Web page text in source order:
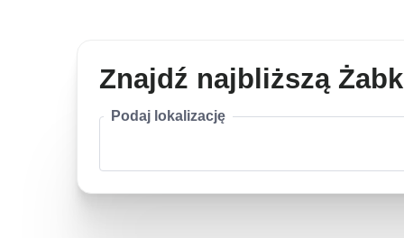
Znajdź najbliższą
Podaj lokalizację